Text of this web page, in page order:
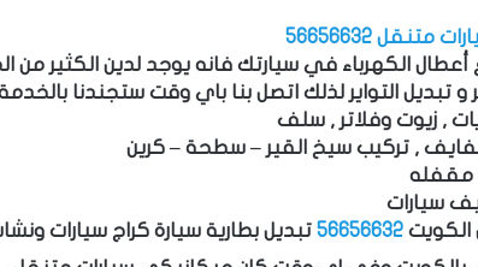
56656632
أعطال الكهرباء في سيارتك فانه يوجد لدين الكثير من
و تبديل التواير لذلك اتصل بنا باي وقت ستجندنا
, زيوت وفلاتر , سلف
, تركيب سيخ القير – سطحة – كرين
مقفله
سيارات
الكويت 56656632 تبديل بطارية سيارة كراج سيارات